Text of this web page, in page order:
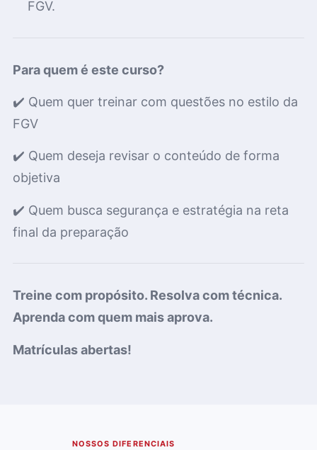
FGV.
Para quem é este curso?
✔️ Quem quer treinar com questões no estilo da
FGV
✔️ Quem deseja revisar o conteúdo de forma
objetiva
✔️ Quem busca segurança e estratégia na reta
final da preparação
Treine com propósito. Resolva com técnica.
Aprenda com quem mais aprova.
Matrículas abertas!
NOSSOS DIFERENCIAIS